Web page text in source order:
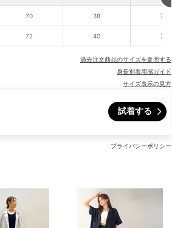
70 38 75
72 40 77
過去注文商品のサイズを参照する
身長別着用感ガイド
サイズ表示の見方
試着する
プライバシーポリシー